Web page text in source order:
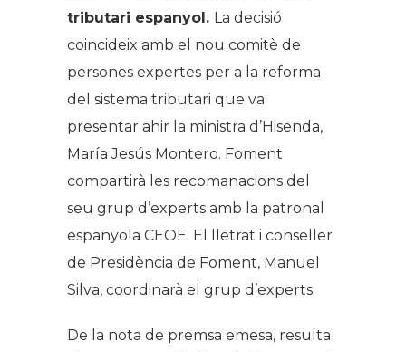
tributari espanyol. La decisió
coincideix amb el nou comitè de
persones expertes per a la reforma
del sistema tributari que va
presentar ahir la ministra d’Hisenda,
María Jesús Montero. Foment
compartirà les recomanacions del
seu grup d’experts amb la patronal
espanyola CEOE. El lletrat i conseller
de Presidència de Foment, Manuel
Silva, coordinarà el grup d’experts.
De la nota de premsa emesa, resulta